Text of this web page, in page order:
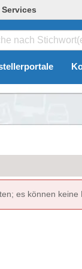
Services
es können